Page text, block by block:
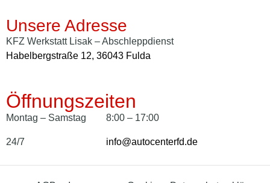
Unsere Adresse
KFZ Werkstatt Lisak – Abschleppdienst
Habelbergstraße 12, 36043 Fulda
Öffnungszeiten
Montag – Samstag 8:00 – 17:00
24/7 info@autocenterfd.de